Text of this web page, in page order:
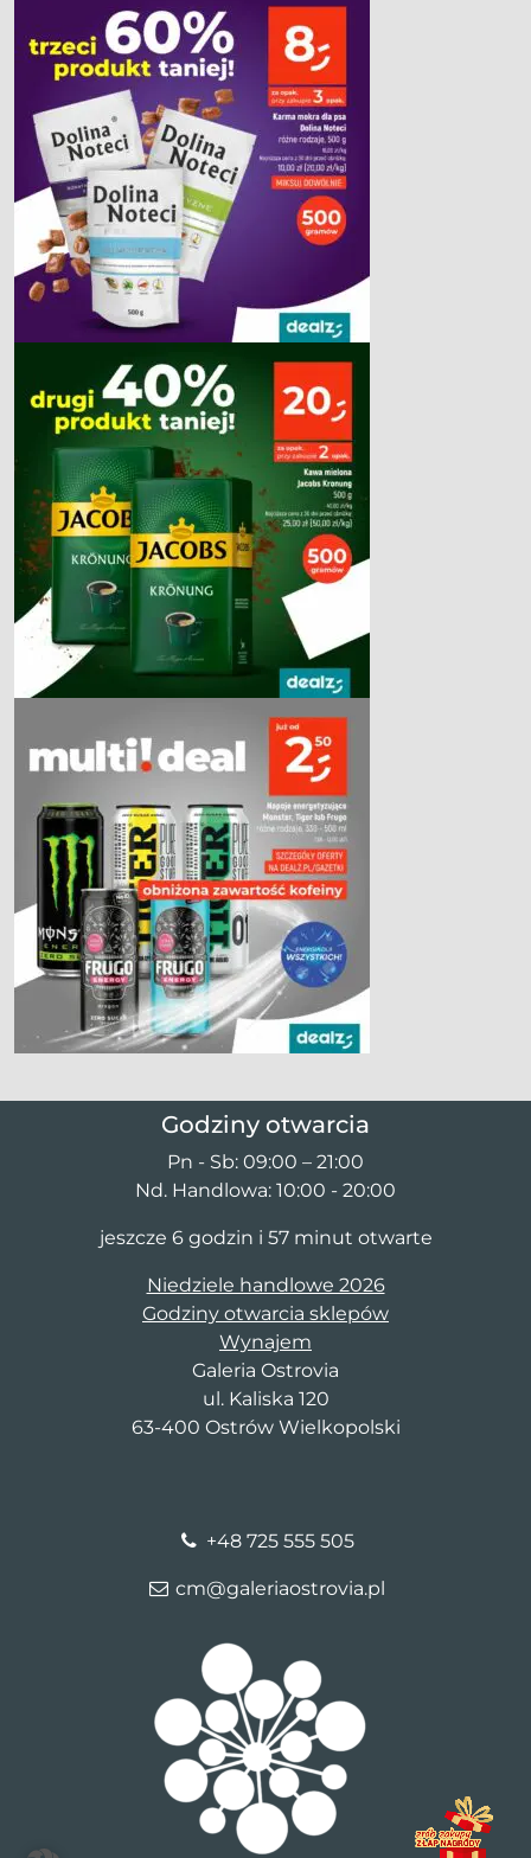
Godziny otwarcia
Pn - Sb: 09:00 – 21:00
Nd. Handlowa: 10:00 - 20:00
jeszcze 6 godzin i 57 minut otwarte
Niedziele handlowe 2026
Godziny otwarcia sklepów
Wynajem
Galeria Ostrovia
ul. Kaliska 120
63-400 Ostrów Wielkopolski
+48 725 555 505
cm@galeriaostrovia.pl